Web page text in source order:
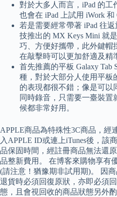
對於大多人而言，iPad 的
也會在 iPad 上試用 iWork 和
若是需要經常帶著 iPad 往
技推出的 MX Keys Mini 就
巧、方便好攜帶，此外鍵帽
在敲擊時可以更加舒適及精
首先推薦的平板 Galaxy Tab
種，對於大部分人使用平板
的表現都很不錯；像是可以
同時錄音，只需要一臺裝
候都非常好用。
APPLE商品為特殊性3C商品，經
入APPLE ID或連上iTunes後，該
品保固時間，經註冊商品無法還
品整新費用。 在博客來購物享有
(請注意！猶豫期非試用期)。 因
退貨時必須回復原狀，亦即必須
態，且會視回收的商品狀態另外